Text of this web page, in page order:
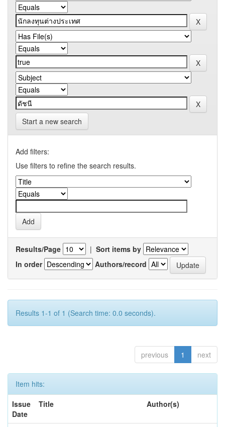
Start a new search
Add filters:
Use filters to refine the search results.
Results/Page | Sort items by
In order
Authors/record
Results 1-1 of 1 (Search time: 0.0 seconds).
previous 1 next
Item hits:
Issue
Date
Title Author(s)